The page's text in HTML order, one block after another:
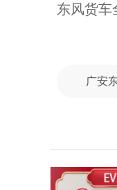
东风货车
广安